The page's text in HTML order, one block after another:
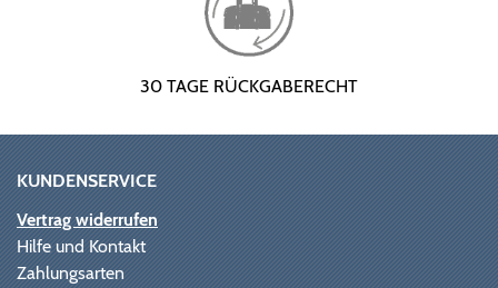
30 TAGE RÜCKGABERECHT
KUNDENSERVICE
Vertrag widerrufen
Hilfe und Kontakt
Zahlungsarten